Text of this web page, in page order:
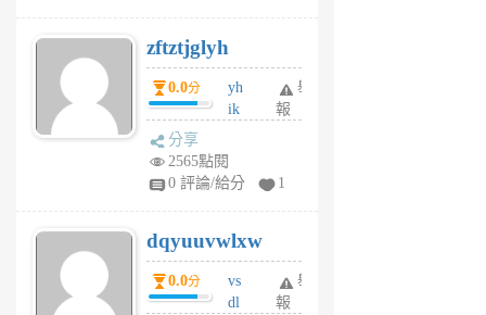
月
前
zftztjglyh
0.0分
yh
ik
tu
6
個
月
前
舉
報
分享
2565點閱
0 評論/給分
1
dqyuuvwlxw
0.0分
vs
dl
舉
報